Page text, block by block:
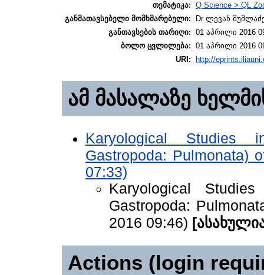
თემატიკა: Q Science > QL
განმათავსებელი მომხმარებელი:
Dr ლევან
განთავსების თარიღი: 01 აპრილი 2016
ბოლო ცვლილება: 01 აპრილი 2016
URI:
http://
ამ მასალაზე
Karyological Studies
Gastropoda: Pulmonata)
07:33)
Karyological
Gastropoda:
2016 09:46)
Actions (login